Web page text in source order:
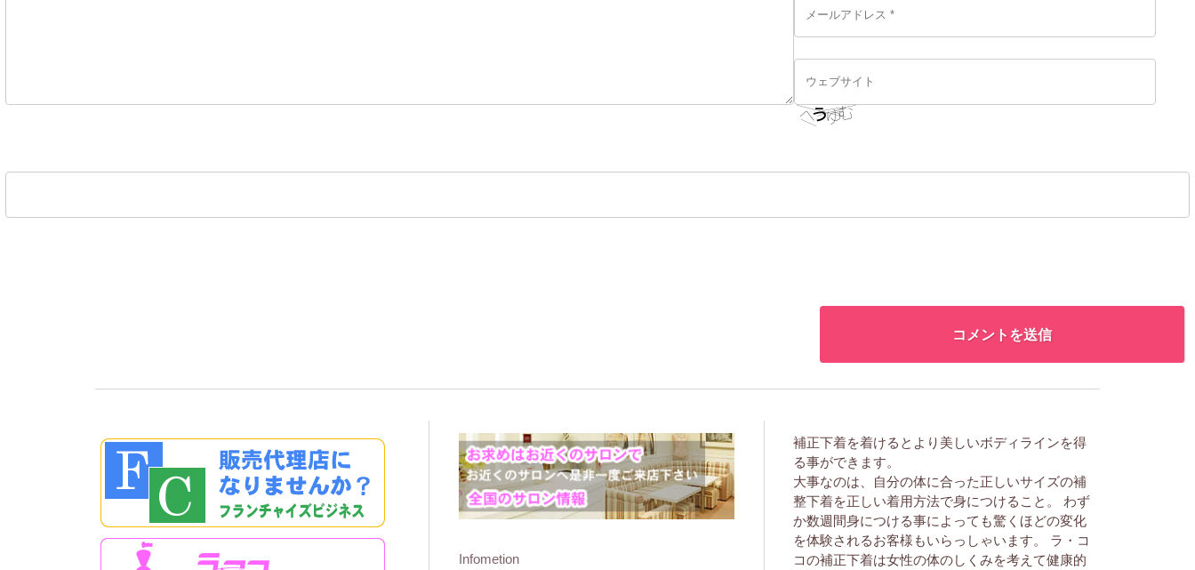
Infometion
補正下着を着けるとより美しいボディラインを得
る事ができます。
大事なのは、自分の体に合った正しいサイズの補
整下着を正しい着用方法で身につけること。 わず
か数週間身につける事によっても驚くほどの変化
を体験されるお客様もいらっしゃいます。 ラ・コ
コの補正下着は女性の体のしくみを考えて健康的